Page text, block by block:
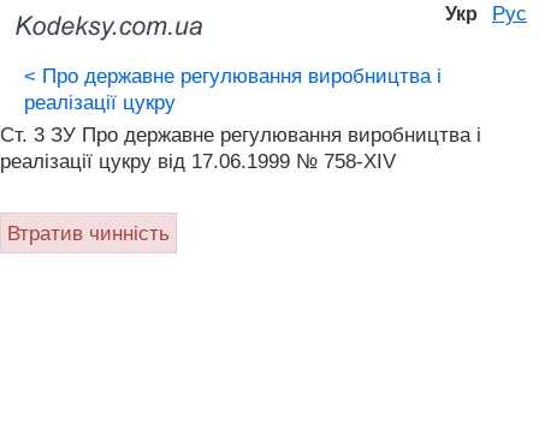
Укр Рус
< Про державне регулювання виробництва і
реалізації цукру
Ст. 3 ЗУ Про державне регулювання виробництва і
реалізації цукру від 17.06.1999 № 758-XIV
Втратив чинність